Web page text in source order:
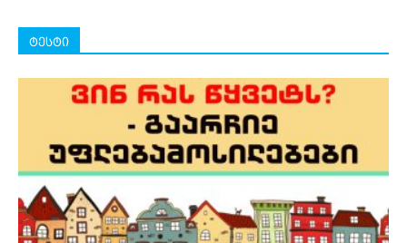
ტესტი